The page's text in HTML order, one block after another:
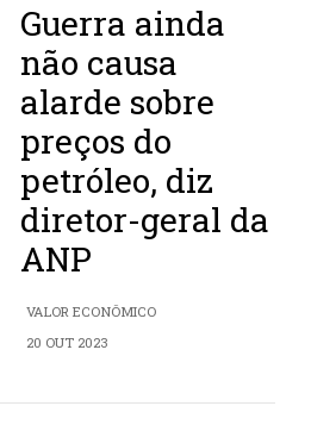
Guerra ainda
não causa
alarde sobre
preços do
petróleo, diz
diretor-geral da
ANP
VALOR ECONÔMICO
20 OUT 2023